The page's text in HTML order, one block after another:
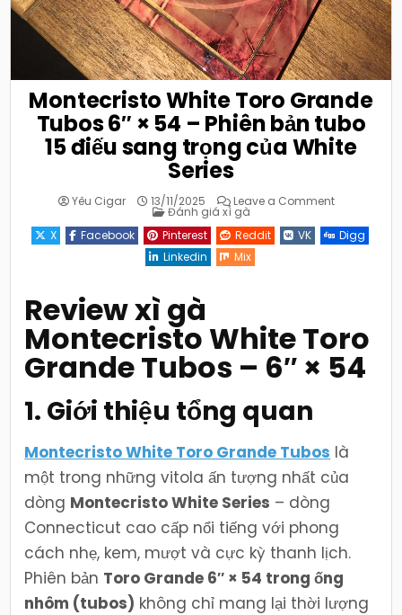
Montecristo White Toro Grande
Tubos 6″ × 54 – Phiên bản tubo
15 điếu sang trọng của White
Series
Yêu Cigar 13/11/2025 Leave a Commenton
Toro
Grande
tubo
15
điếu
sang
trọng
Posted
Đánh giá xì gà
X
Facebook Pinterest Reddit VK
Digg
Linkedin
Mix
Review xì gà
Montecristo White Toro
Grande Tubos – 6″ × 54
1. Giới thiệu tổng quan
Montecristo White Toro Grande Tubos là
một trong những vitola ấn tượng nhất của
dòng Montecristo White Series – dòng
Connecticut cao cấp nổi tiếng với phong
cách nhẹ, kem, mượt và cực kỳ thanh lịch.
Phiên bản Toro Grande 6″ × 54 trong ống
nhôm (tubos) không chỉ mang lại thời lượng